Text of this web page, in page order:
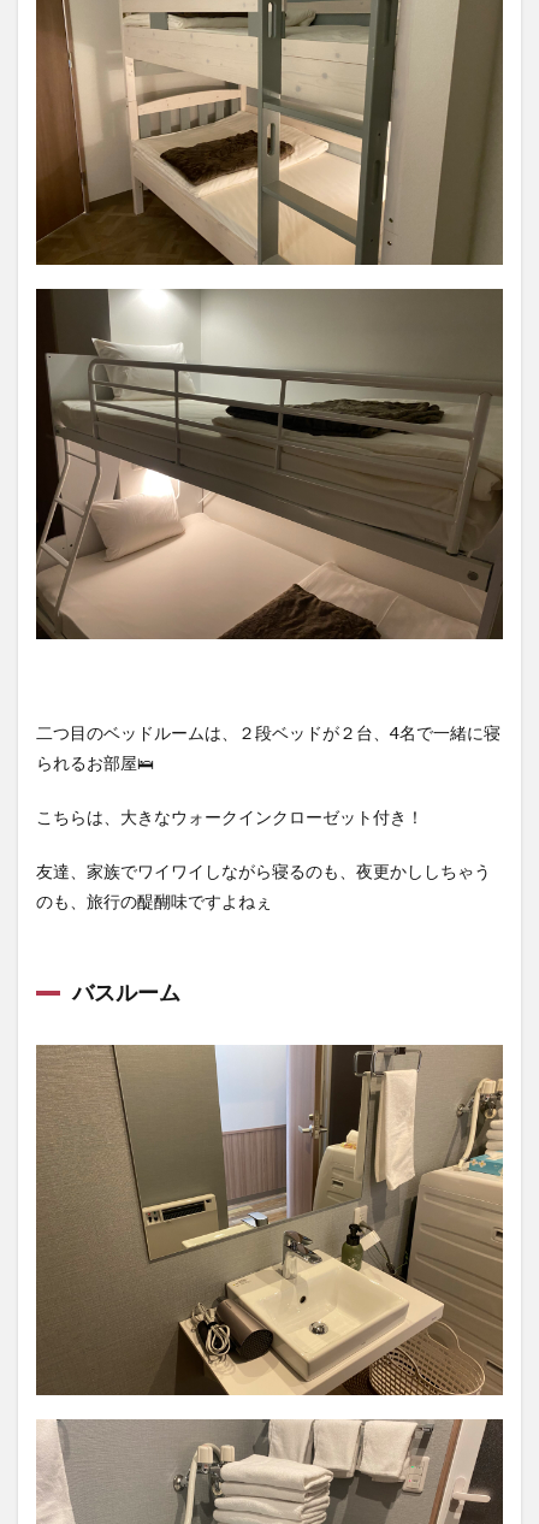
二つ目のベッドルームは、２段ベッドが２台、4名で一緒に寝
られるお部屋🛌
こちらは、大きなウォークインクローゼット付き！
友達、家族でワイワイしながら寝るのも、夜更かししちゃう
のも、旅行の醍醐味ですよねぇ
バスルーム